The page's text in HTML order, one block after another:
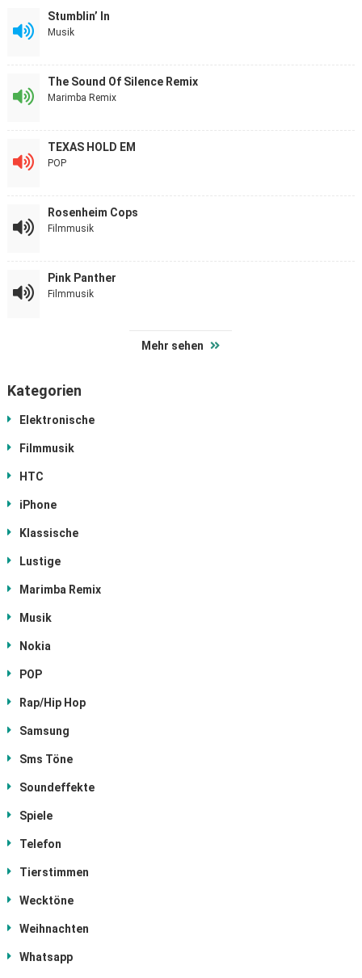
Stumblin’ In
Musik
The Sound Of Silence Remix
Marimba Remix
TEXAS HOLD EM
POP
Rosenheim Cops
Filmmusik
Pink Panther
Filmmusik
Mehr sehen
Kategorien
Elektronische
Filmmusik
HTC
iPhone
Klassische
Lustige
Marimba Remix
Musik
Nokia
POP
Rap/Hip Hop
Samsung
Sms Töne
Soundeffekte
Spiele
Telefon
Tierstimmen
Wecktöne
Weihnachten
Whatsapp